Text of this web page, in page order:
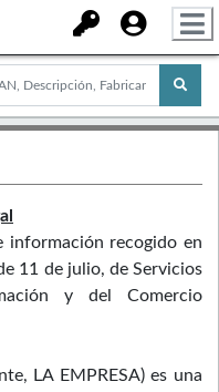
información recogido en
11 de julio, de Servicios
y del Comercio
LA EMPRESA) es una